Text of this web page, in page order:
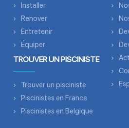
Installer
Renover
Entretenir
Équiper
TROUVER UN PISCINISTE
Trouver un pisciniste
Piscinistes en France
Piscinistes en Belgique